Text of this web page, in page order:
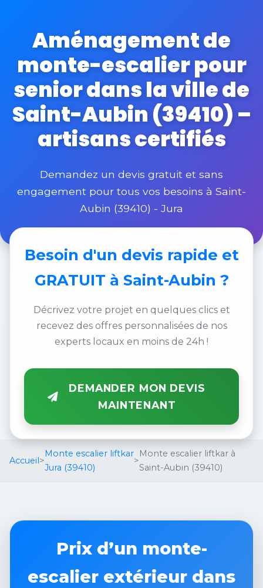
Aménagement de
monte-escalier pour
senior dans la ville de
Saint-Aubin (39410) –
artisans certifiés
Demandez un devis gratuit et sans
engagement pour tous vos besoins à Saint-
Aubin (39410) - Jura
Besoin d'un devis rapide et
GRATUIT à Saint-Aubin ?
Décrivez votre projet en quelques clics et
recevez des offres personnalisées de nos
experts locaux en moins de 24h !
DEMANDER MON DEVIS
MAINTENANT
Accueil >
Monte escalier liftkar
Jura (39410)
>
Monte escalier liftkar à
Saint-Aubin (39410)
Prix d’un monte-
escalier extérieur dans